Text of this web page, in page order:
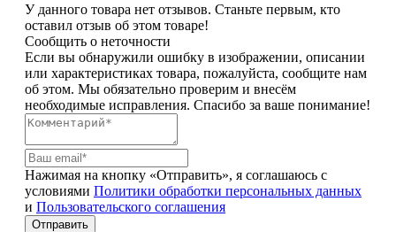
У данного товара нет отзывов. Станьте первым, кто
оставил отзыв об этом товаре!
Сообщить о неточности
Если вы обнаружили ошибку в изображении, описании
или характеристиках товара, пожалуйста, сообщите нам
об этом. Мы обязательно проверим и внесём
необходимые исправления. Спасибо за ваше понимание!
Нажимая на кнопку «Отправить», я соглашаюсь с
условиями Политики обработки персональных данных
и Пользовательского соглашения
Отправить